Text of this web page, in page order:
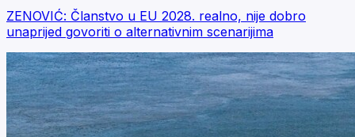
ZENOVIĆ: Članstvo u EU 2028. realno, nije dobro
unaprijed govoriti o alternativnim scenarijima